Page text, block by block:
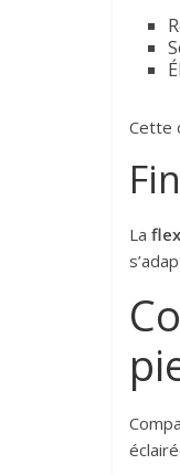
Cette
La